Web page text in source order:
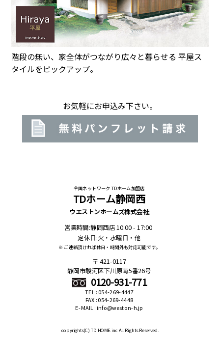
階段の無い、家全体がつながり広々と暮らせる 平屋ス
タイルをピックアップ。
お気軽にお申込み下さい。
全国ネットワーク TDホーム加盟店
TDホーム静岡西
ウエストンホームズ株式会社
営業時間:静岡西店 10:00 - 17:00
定休日:火・水曜日・他
※ ご連絡頂ければ休日・時間外も対応可能です。
421-0117
静岡市駿河区下川原南5番26号
0120-931-771
TEL : 054-269-4447
FAX : 054-269-4448
E-MAIL : info@weston-h.jp
copyrights(C) TD HOME.inc All Rights Reserved.